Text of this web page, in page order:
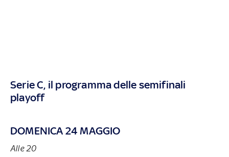
Serie C, il programma delle semifinali
playoff
DOMENICA 24 MAGGIO
Alle 20